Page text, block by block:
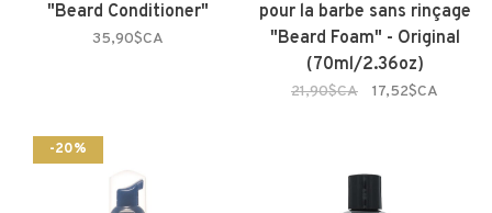
"Beard Conditioner"
35,90$CA
pour la barbe sans rinçage
"Beard Foam" - Original
(70ml/2.36oz)
21,90$CA 17,52$CA
-20%